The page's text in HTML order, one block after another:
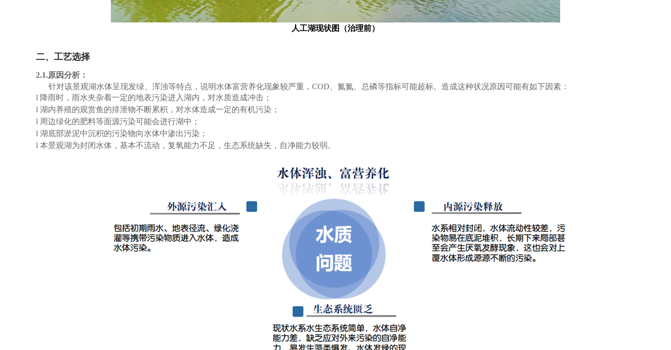
人工湖现状图（治理前）
二、工艺选择
2.1.原因分析：
针对该景观湖水体呈现发绿、浑浊等特点，说明水体富营养化现象较严重， COD、氮氮、总磷等指标可能超标。造成这种状况原因可能有如下因素：
l 降雨时，雨水夹杂着一定的地表污染进入湖内，对水质造成冲击；
l 湖内养殖的观赏鱼的排泄物不断累积，对水体造成一定的有机污染；
l 周边绿化的肥料等面源污染可能会进行湖中；
l 湖底部淤泥中沉积的污染物向水体中渗出污染；
l 本景观湖为封闭水体，基本不流动，复氧能力不足，生态系统缺失，自净能力较弱。